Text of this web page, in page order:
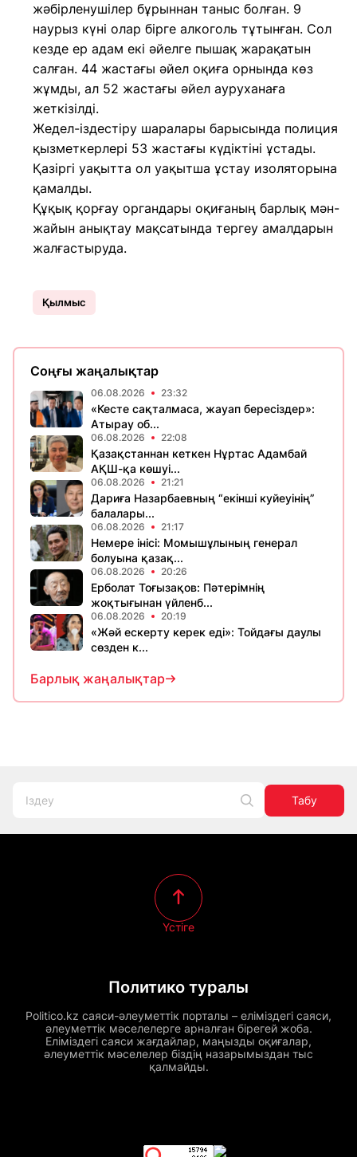
жәбірленушілер бұрыннан таныс болған. 9
наурыз күні олар бірге алкоголь тұтынған. Сол
кезде ер адам екі әйелге пышақ жарақатын
салған. 44 жастағы әйел оқиға орнында көз
жұмды, ал 52 жастағы әйел ауруханаға
жеткізілді.
Жедел-іздестіру шаралары барысында полиция
қызметкерлері 53 жастағы күдіктіні ұстады.
Қазіргі уақытта ол уақытша ұстау изоляторына
қамалды.
Құқық қорғау органдары оқиғаның барлық мән-
жайын анықтау мақсатында тергеу амалдарын
жалғастыруда.
Қылмыс
Соңғы жаңалықтар
06.08.2026 23:32
«Кесте сақталмаса, жауап бересіздер»:
Атырау об...
06.08.2026 22:08
Қазақстаннан кеткен Нұртас Адамбай
АҚШ-қа көшуі...
06.08.2026 21:21
Дариға Назарбаевның “екінші куйеуінің”
балалары...
06.08.2026 21:17
Немере інісі: Момышұлының генерал
болуына қазақ...
06.08.2026 20:26
Ерболат Тоғызақов: Пәтерімнің
жоқтығынан үйленб...
06.08.2026 20:19
«Жәй ескерту керек еді»: Тойдағы даулы
сөзден к...
Барлық жаңалықтар
Табу
Политико туралы
Politico.kz саяси-әлеуметтік порталы – еліміздегі саяси,
әлеуметтік мәселелерге арналған бірегей жоба.
Еліміздегі саяси жағдайлар, маңызды оқиғалар,
әлеуметтік мәселелер біздің назарымыздан тыс
қалмайды.
Үстіге